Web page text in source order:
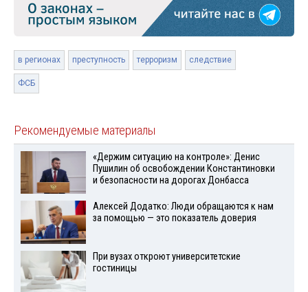
в регионах преступность терроризм следствие
ФСБ
Рекомендуемые материалы
«Держим ситуацию на контроле»: Денис
Пушилин об освобождении Константиновки
и безопасности на дорогах Донбасса
Алексей Додатко: Люди обращаются к нам
за помощью — это показатель доверия
При вузах откроют университетские
гостиницы